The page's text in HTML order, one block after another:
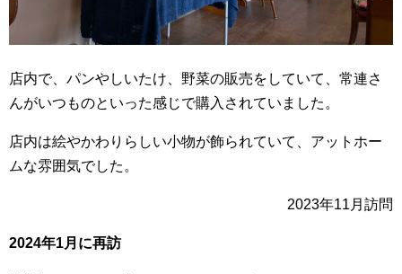
店内で、パンやしいたけ、野菜の販売をしていて、常連さ
んがいつものといった感じで購入されていました。
店内は絵やかわりらしい小物が飾られていて、アットホー
ムな雰囲気でした。
2023年11月訪問
2024年1月に再訪